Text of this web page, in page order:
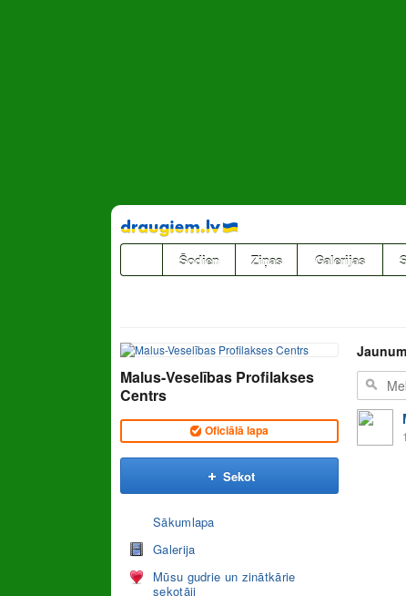
Pāriet
uz
saturu
Šodien Ziņas Galerijas
Malus-Veselības Profilakses
Centrs
Oficiālā lapa
Sekot
Sākumlapa
Galerija
Mūsu gudrie un zinātkārie
sekotāji